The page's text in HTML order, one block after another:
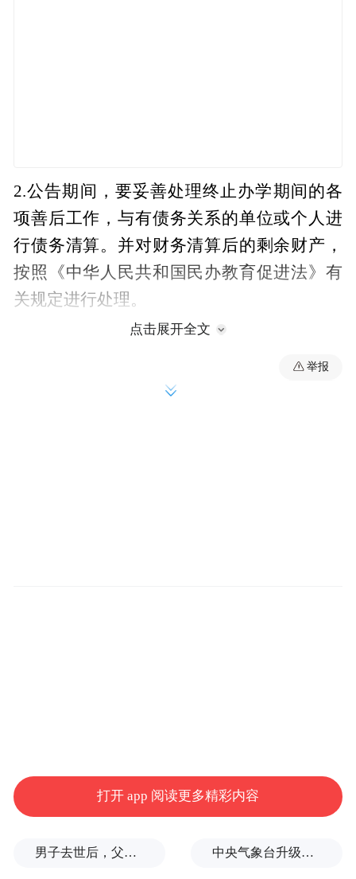
2.公告期间，要妥善处理终止办学期间的各
项善后工作，与有债务关系的单位或个人进
行债务清算。并对财务清算后的剩余财产，
按照《中华人民共和国民办教育促进法》有
关规定进行处理。
不得再以原注册机构名义从事任何办学活
动，及时办理登记注销等相关手续。
“特别声明：以上作品内容(包括在内的视频、图片或音
频)为凤凰网旗下自媒体平台“大风号”用户上传并发
Notice: The content above (including the videos,
点击展开全文
举报
打开 app 阅读更多精彩内容
男子去世后，父母要求对孙子进行亲子鉴定，儿媳拒绝 中央气象台升级发布台风红色预警